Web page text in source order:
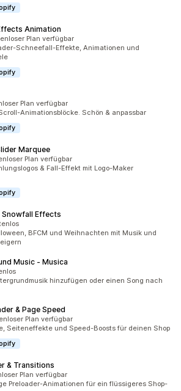
Animation
insgesamtPlan verfügbar
Schneefall-Effekte, Animationen und
Plan verfügbar
Animationsblöcke. Schön & anpassbar
Marquee
insgesamtPlan verfügbar
& Fall-Effekt mit Logo-Maker
Snowfall Effects
insgesamt
BFCM und Weihnachten mit Musik und
Music ‑ Musica
hinzufügen oder einen Song nach
& Page Speed
insgesamtPlan verfügbar
Seiteneffekte und Speed-Boosts für deinen Shop
& Transitions
Plan verfügbar
Preloader-Animationen für ein flüssigeres Shop-